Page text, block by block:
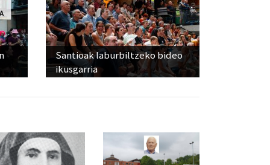
Santioak laburbiltzeko bideo
ikusgarria